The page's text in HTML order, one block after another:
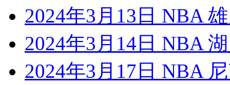
2024年3月13日 NBA
2024年3月14日 NBA
2024年3月17日 NBA